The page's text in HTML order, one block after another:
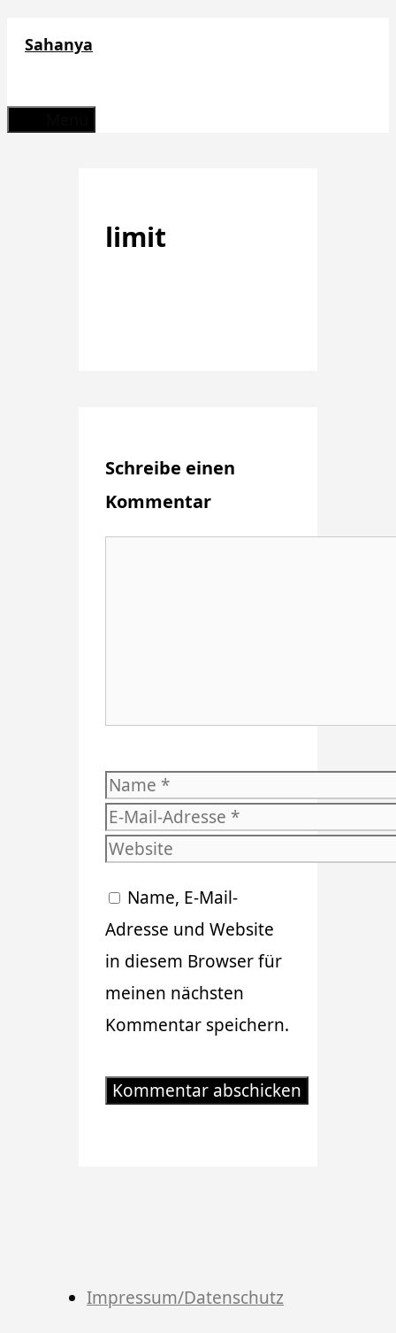
Sahanya
limit
Schreibe einen
Kommentar
Name
E-
Mail-
Website
Name, E-Mail-
Adresse und Website
in diesem Browser für
meinen nächsten
Kommentar speichern.
Impressum/Datenschutz